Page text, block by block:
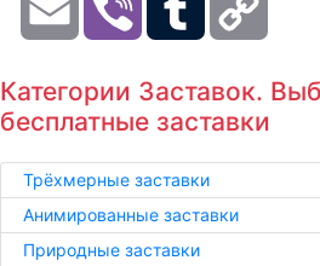
Категории Заставок.
бесплатные заставки
Трёхмерные заставки
Анимированные заставки
Природные заставки